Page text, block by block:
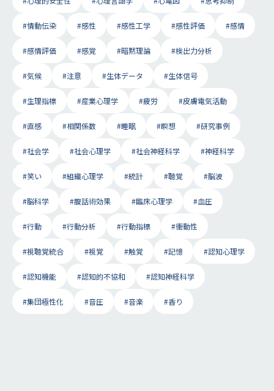
#情動伝染 #感性 #感性工学 #感性評価 #感情
#感情評価 #感覚 #暗黙理論 #検出力分析
#気候 #注意 #生体データ #生体信号
#生理指標 #産業心理学 #疲労 #皮膚電気活動
#直感 #相関係数 #睡眠 #瞑想 #研究事例
#社会学 #社会心理学 #社会神経科学 #神経科学
#笑い #組織心理学 #統計 #聴覚 #脳波
#脳科学 #腹話術効果 #臨床心理学 #血圧
#行動 #行動分析 #行動指標 #衝動性
#視聴覚統合 #視覚 #触覚 #記憶 #認知心理学
#認知機能 #認知的不協和 #認知神経科学
#集団極性化 #音圧 #音楽 #香り